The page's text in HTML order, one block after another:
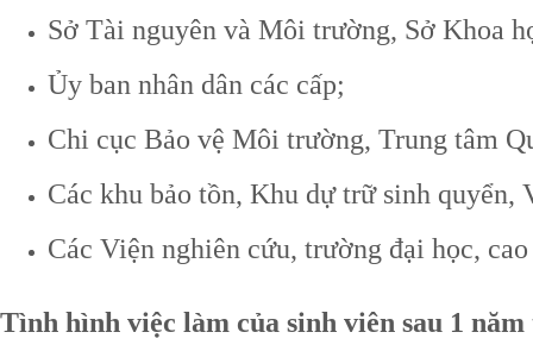
Sở Tài nguyên và Môi trường, Sở Khoa
Ủy ban nhân dân các cấp;
Chi cục Bảo vệ Môi trường, Trung tâm
Các khu bảo tồn, Khu dự trữ sinh quyển,
Các Viện nghiên cứu, trường đại học,
Tình hình việc làm của sinh viên sau 1